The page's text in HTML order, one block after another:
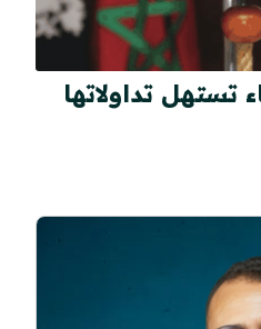
تستهل تداولاتها